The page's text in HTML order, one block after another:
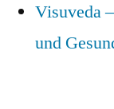
Visuveda
und